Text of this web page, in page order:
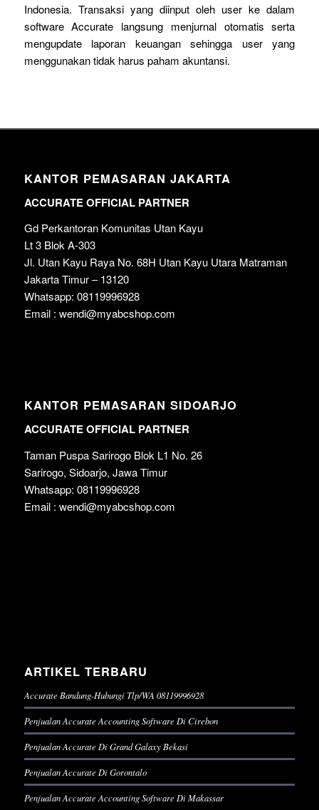
Indonesia. Transaksi yang diinput oleh user ke dalam
software Accurate langsung menjurnal otomatis serta
mengupdate laporan keuangan sehingga user yang
menggunakan tidak harus paham akuntansi.
KANTOR PEMASARAN JAKARTA
ACCURATE OFFICIAL PARTNER
Gd Perkantoran Komunitas Utan Kayu
Lt 3 Blok A-303
Jl. Utan Kayu Raya No. 68H Utan Kayu Utara Matraman
Jakarta Timur – 13120
Whatsapp: 08119996928
Email : wendi@myabcshop.com
KANTOR PEMASARAN SIDOARJO
ACCURATE OFFICIAL PARTNER
Taman Puspa Sarirogo Blok L1 No. 26
Sarirogo, Sidoarjo, Jawa Timur
Whatsapp: 08119996928
Email : wendi@myabcshop.com
ARTIKEL TERBARU
Accurate Bandung-Hubungi Tlp/WA 08119996928
Penjualan Accurate Accounting Software Di Cirebon
Penjualan Accurate Di Grand Galaxy Bekasi
Penjualan Accurate Di Gorontalo
Penjualan Accurate Accounting Software Di Makassar